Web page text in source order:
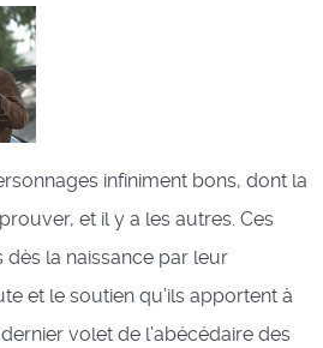
infiniment bons, dont la
et il y a les autres. Ces
la naissance par leur
et le soutien qu’ils apportent à
volet de l’abécédaire des